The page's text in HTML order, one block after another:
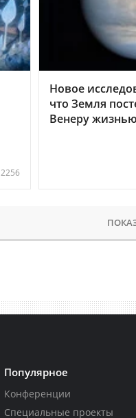
2256
Новое
что Земля
Венеру жизнью
Популярное
Конференции
Специальные проекты